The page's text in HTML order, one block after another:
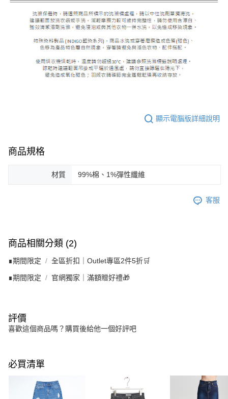
顯示電腦版詳細說明
商品規格
材質 99%棉、1%彈性纖維
客服
商品相關分類 (2)
∎期間限定 全區折扣｜Outlet專區2件5折🛒
∎期間限定 官網獨家｜滿額贈好禮🎁
評價
喜歡這個商品嗎？購買後給他一個好評吧
必買清單